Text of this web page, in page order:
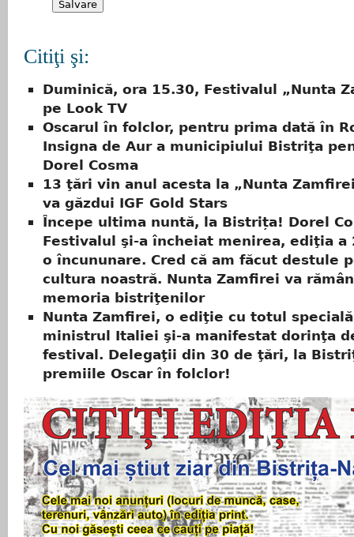
Citiţi şi:
Duminică, ora 15.30, Festivalul „Nunta
pe Look TV
Oscarul în folclor, pentru prima dată în
Insigna de Aur a municipiului Bistriţa
Dorel Cosma
13 ţări vin anul acesta la „Nunta
va găzdui IGF Gold Stars
Începe ultima nuntă, la Bistrița! Dorel
Festivalul şi-a încheiat menirea, ediţia a
o încununare. Cred că am făcut destule
cultura noastră. Nunta Zamfirei va
memoria bistriţenilor
Nunta Zamfirei, o ediţie cu totul
ministrul Italiei şi-a manifestat dorinţa
festival. Delegaţii din 30 de ţări, la
premiile Oscar în folclor!